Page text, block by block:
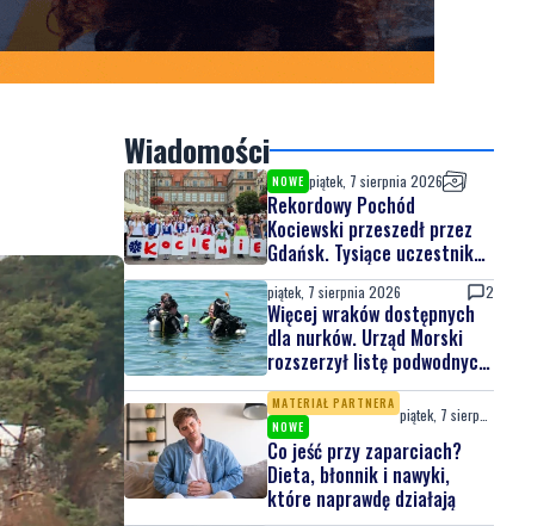
Wiadomości
NOWE piątek, 7 sierpnia 2026
Rekordowy Pochód
Kociewski przeszedł przez
Gdańsk. Tysiące uczestników
na jubileuszowej edycji
piątek, 7 sierpnia 2026 2
Więcej wraków dostępnych
dla nurków. Urząd Morski
rozszerzył listę podwodnych
atrakcji
MATERIAŁ PARTNERA
NOWE
Co jeść przy zaparciach?
Dieta, błonnik i nawyki,
które naprawdę działają